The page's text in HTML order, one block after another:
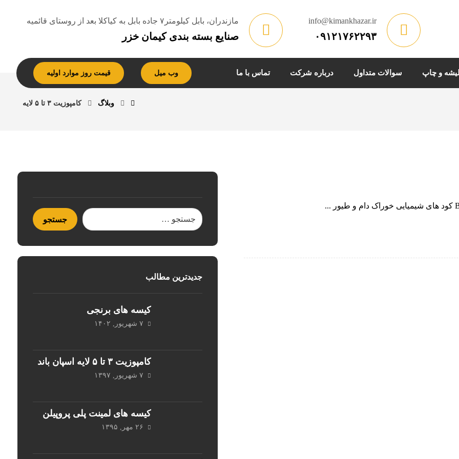
مازندران، بابل کیلومتر۷ جاده بابل به کیاکلا بعد از روستای قائمیه
صنایع بسته بندی کیمان خزر
info@kimankhazar.ir
۰۹۱۲۱۷۶۲۲۹۳
و چاپ سوالات متداول درباره شرکت تماس با ما قیمت روز موارد اولیه وب میل
وبلاگ کامپوزیت ۳ تا ۵ لایه
جدیدترین مطالب
کیسه های برنجی
۷ شهریور, ۱۴۰۲
کامپوزیت ۳ تا ۵ لایه اسپان باند
۷ شهریور, ۱۳۹۷
کیسه های لمینت پلی پروپیلن
۲۶ مهر, ۱۳۹۵